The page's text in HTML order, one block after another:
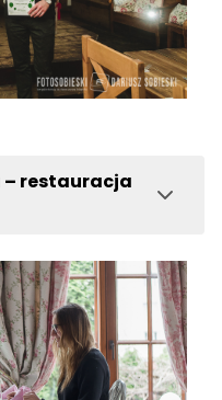
– restauracja